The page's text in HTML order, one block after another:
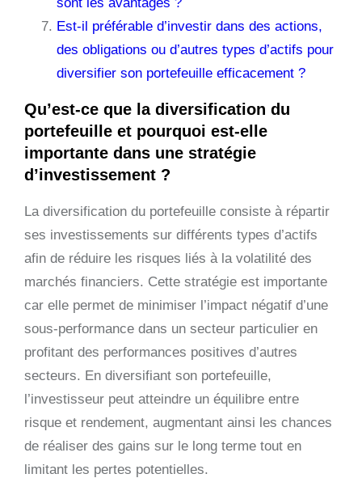
Est-il préférable d’investir dans des actions,
des obligations ou d’autres types d’actifs pour
diversifier son portefeuille efficacement ?
Qu’est-ce que la diversification du
portefeuille et pourquoi est-elle
importante dans une stratégie
d’investissement ?
La diversification du portefeuille consiste à répartir
ses investissements sur différents types d’actifs
afin de réduire les risques liés à la volatilité des
marchés financiers. Cette stratégie est importante
car elle permet de minimiser l’impact négatif d’une
sous-performance dans un secteur particulier en
profitant des performances positives d’autres
secteurs. En diversifiant son portefeuille,
l’investisseur peut atteindre un équilibre entre
risque et rendement, augmentant ainsi les chances
de réaliser des gains sur le long terme tout en
limitant les pertes potentielles.